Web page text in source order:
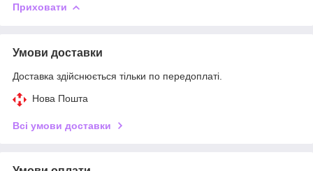
Приховати
Умови доставки
Доставка здійснюється тільки по передоплаті.
Нова Пошта
Всі умови доставки